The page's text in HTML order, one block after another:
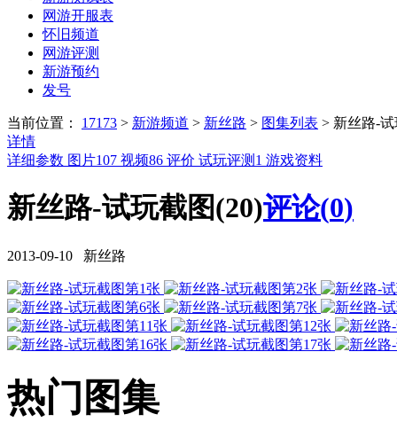
网游开服表
怀旧频道
网游评测
新游预约
发号
当前位置： 17173 > 新游频道 > 新丝路 > 图集列表 > 新丝路-
详情
详细参数 图片107 视频86 评价 试玩评测 1 游戏资料
新丝路-试玩截图(20)评论(0)
2013-09-10 新丝路
热门图集